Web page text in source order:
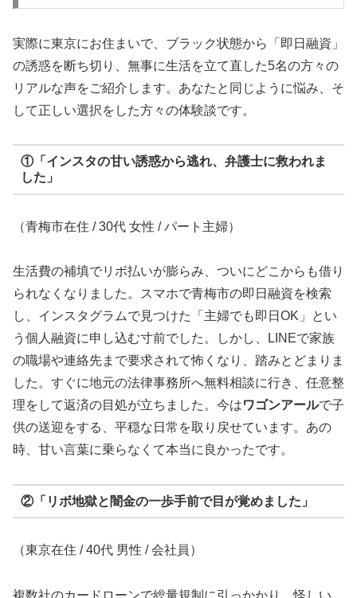
実際に東京にお住まいで、ブラック状態から「即日融資」
の誘惑を断ち切り、無事に生活を立て直した5名の方々の
リアルな声をご紹介します。あなたと同じように悩み、そ
して正しい選択をした方々の体験談です。
①「インスタの甘い誘惑から逃れ、弁護士に救われま
した」
（青梅市在住 / 30代 女性 / パート主婦）
生活費の補填でリボ払いが膨らみ、ついにどこからも借り
られなくなりました。スマホで青梅市の即日融資を検索
し、インスタグラムで見つけた「主婦でも即日OK」とい
う個人融資に申し込む寸前でした。しかし、LINEで家族
の職場や連絡先まで要求されて怖くなり、踏みとどまりま
した。すぐに地元の法律事務所へ無料相談に行き、任意整
理をして返済の目処が立ちました。今はワゴンアールで子
供の送迎をする、平穏な日常を取り戻せています。あの
時、甘い言葉に乗らなくて本当に良かったです。
②「リボ地獄と闇金の一歩手前で目が覚めました」
（東京在住 / 40代 男性 / 会社員）
複数社のカードローンで総量規制に引っかかり、怪しい